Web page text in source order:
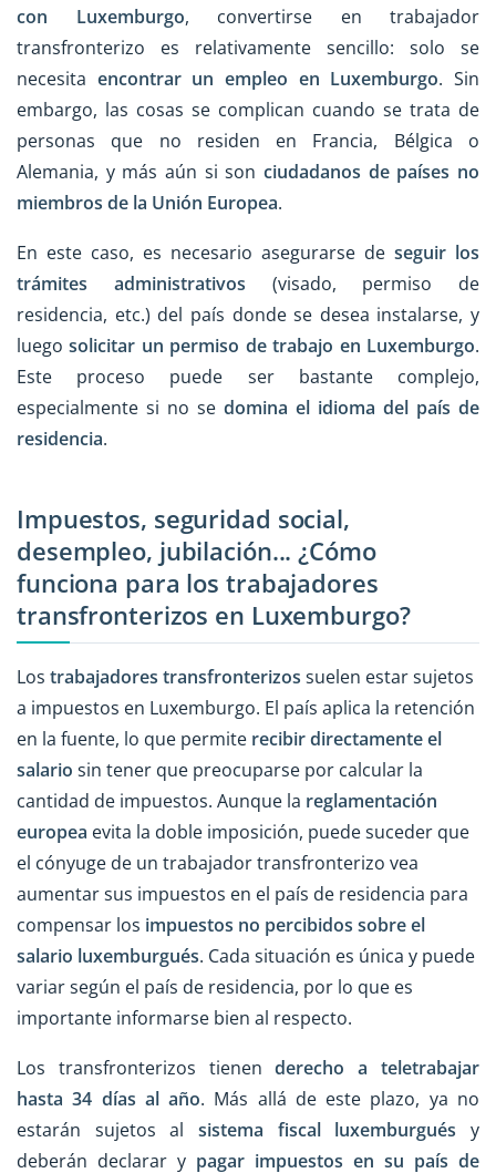
con Luxemburgo, convertirse en trabajador
transfronterizo es relativamente sencillo: solo se
necesita encontrar un empleo en Luxemburgo. Sin
embargo, las cosas se complican cuando se trata de
personas que no residen en Francia, Bélgica o
Alemania, y más aún si son ciudadanos de países no
miembros de la Unión Europea.
En este caso, es necesario asegurarse de seguir los
trámites administrativos (visado, permiso de
residencia, etc.) del país donde se desea instalarse, y
luegosolicitar un permiso de trabajo en Luxemburgo.
Este proceso puede ser bastante complejo,
especialmente si no se domina el idioma del país de
residencia.
Impuestos, seguridad social,
desempleo, jubilación... ¿Cómo
funciona para los trabajadores
transfronterizos en Luxemburgo?
Los trabajadores transfronterizos suelen estar sujetos
a impuestos en Luxemburgo. El país aplica la retención
en la fuente, lo que permite recibir directamente el
salario sin tener que preocuparse por calcular la
cantidad de impuestos. Aunque la reglamentación
europea evita la doble imposición, puede suceder que
el cónyuge de un trabajador transfronterizo vea
aumentar sus impuestos en el país de residencia para
compensar los impuestos no percibidos sobre el
salario luxemburgués. Cada situación es única y puede
variar según el país de residencia, por lo que es
importante informarse bien al respecto.
Los transfronterizos tienenderecho a teletrabajar
hasta 34 días al año. Más allá de este plazo, ya no
estarán sujetos al sistema fiscal luxemburgués y
deberán declarar y pagar impuestos en su país de